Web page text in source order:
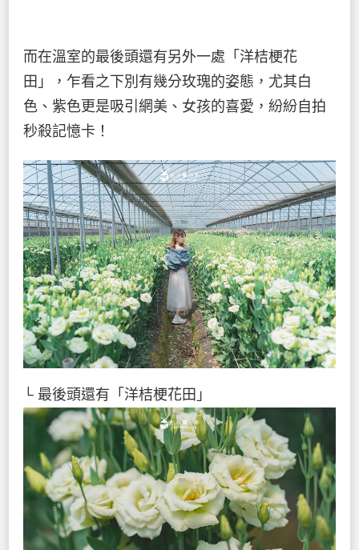
而在溫室的最後頭還有另外一處「洋桔梗花
田」，乍看之下別有幾分玫瑰的姿態，尤其白
色、紫色更是吸引網美、女孩的喜愛，紛紛自拍
秒殺記憶卡！
└ 最後頭還有「洋桔梗花田」